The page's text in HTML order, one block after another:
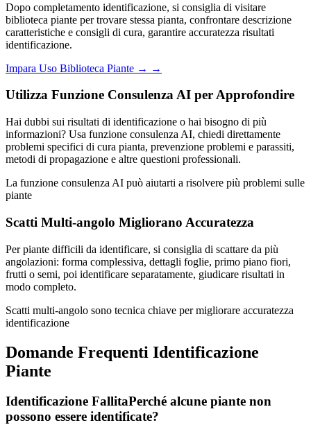
Dopo completamento identificazione, si consiglia di visitare
biblioteca piante per trovare stessa pianta, confrontare descrizione
caratteristiche e consigli di cura, garantire accuratezza risultati
identificazione.
Impara Uso Biblioteca Piante → →
Utilizza Funzione Consulenza AI per Approfondire
Hai dubbi sui risultati di identificazione o hai bisogno di più
informazioni? Usa funzione consulenza AI, chiedi direttamente
problemi specifici di cura pianta, prevenzione problemi e parassiti,
metodi di propagazione e altre questioni professionali.
La funzione consulenza AI può aiutarti a risolvere più problemi sulle
piante
Scatti Multi-angolo Migliorano Accuratezza
Per piante difficili da identificare, si consiglia di scattare da più
angolazioni: forma complessiva, dettagli foglie, primo piano fiori,
frutti o semi, poi identificare separatamente, giudicare risultati in
modo completo.
Scatti multi-angolo sono tecnica chiave per migliorare accuratezza
identificazione
Domande Frequenti Identificazione
Piante
Identificazione FallitaPerché alcune piante non
possono essere identificate?